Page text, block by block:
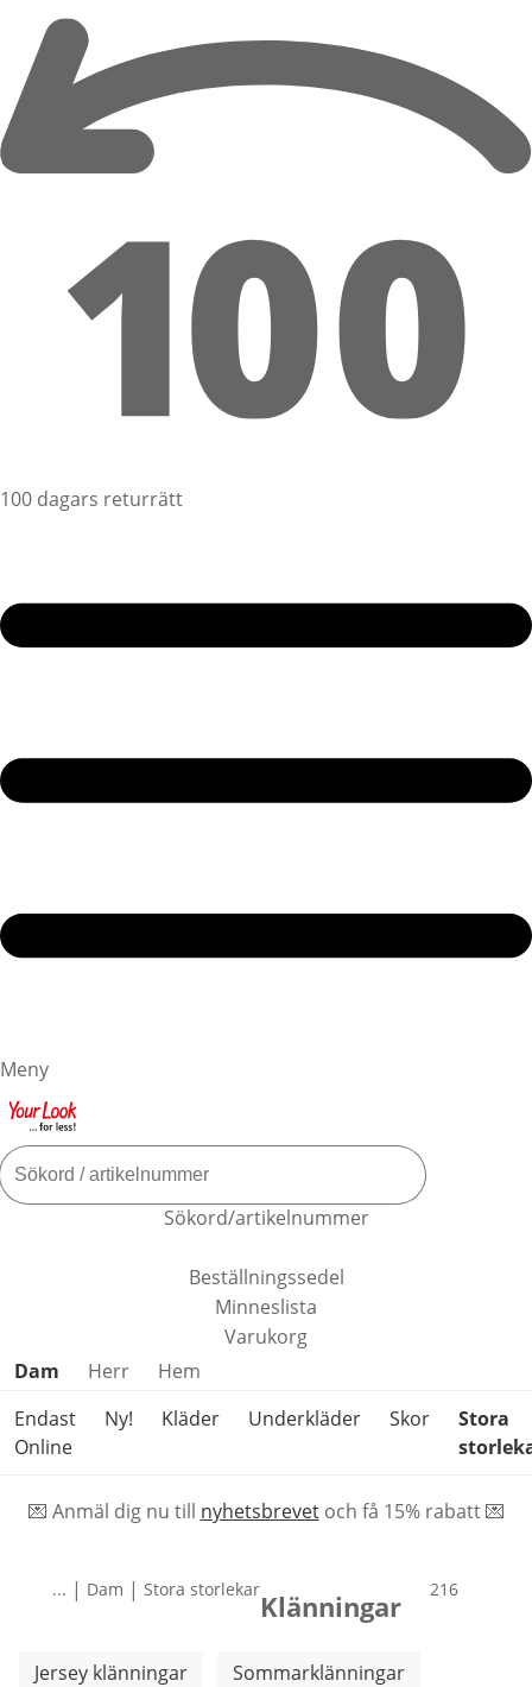
100 dagars returrätt
Meny
Sökord/artikelnummer
Beställningssedel
Minneslista
Varukorg
Hoppa över produktkategorier
Dam Herr
Hem
Endast
Online
Ny! Kläder Underkläder Skor
Stora
💌 Anmäl dig nu till nyhetsbrevetoch få 15% rabatt 💌
... | Dam | Stora storlekarKlänningar produkter
216
Hoppa över fler kategorier
Jersey klänningar Sommarklänningar